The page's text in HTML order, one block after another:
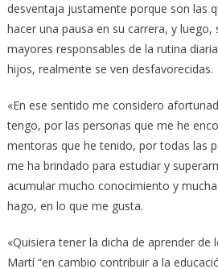
desventaja justamente porque son las
hacer una pausa en su carrera, y luego,
mayores responsables de la rutina
hijos, realmente se ven desfavorecidas.
«En ese sentido me considero
tengo, por las personas que me he
mentoras que he tenido, por todas las
me ha brindado para estudiar y
acumular mucho conocimiento y
hago, en lo que me gusta.
«Quisiera tener la dicha de aprender
Martí “en cambio contribuir a la